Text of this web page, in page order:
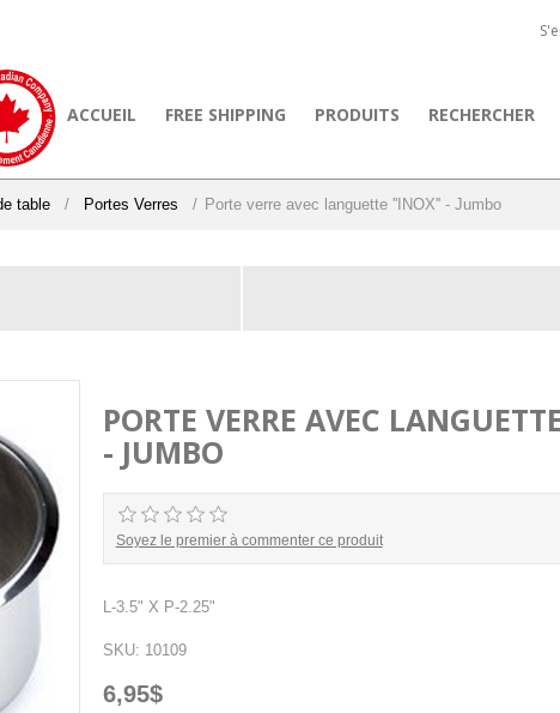
ACCUEIL FREE SHIPPING PRODUITS RECHERCHER
table / Portes Verres / Porte verre avec languette ''INOX'' - Jumbo
PORTE VERRE AVEC
- JUMBO
Soyez le premier à commenter ce produit
L-3.5" X P-2.25"
SKU: 10109
6,95$